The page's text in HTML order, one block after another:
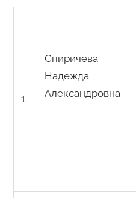
1.
Спиричева
Надежда
Александровна